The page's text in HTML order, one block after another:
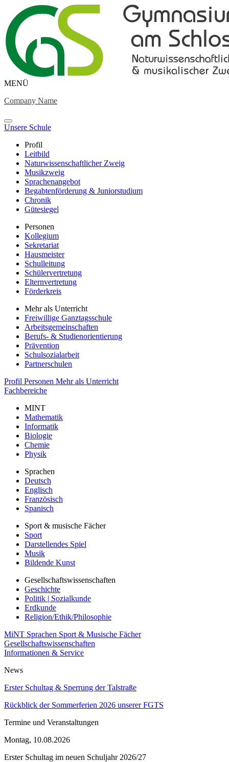
MENÜ
Company Name
Unsere Schule
Profil
Leitbild
Naturwissenschaftlicher Zweig
Musikzweig
Sprachenangebot
Begabtenförderung & Juniorstudium
Chronik
Gütesiegel
Personen
Kollegium
Sekretariat
Hausmeister
Schulleitung
Schülervertretung
Elternvertretung
Förderkreis
Mehr als Unterricht
Freiwillige Ganztagsschule
Arbeitsgemeinschaften
Berufs- & Studienorientierung
Prävention
Schulsozialarbeit
Partnerschulen
Profil Personen Mehr als Unterricht
Fachbereiche
MINT
Mathematik
Informatik
Biologie
Chemie
Physik
Sprachen
Deutsch
Englisch
Französisch
Spanisch
Sport & musische Fächer
Sport
Darstellendes Spiel
Musik
Bildende Kunst
Gesellschaftswissenschaften
Geschichte
Politik | Sozialkunde
Erdkunde
Religion/Ethik/Philosophie
MiNT Sprachen Sport & Musische Fächer
Gesellschaftswissenschaften
Informationen & Service
News
Erster Schultag & Sperrung der Talstraße
Rückblick der Sommerferien 2026 unserer FGTS
Termine und Veranstaltungen
Montag, 10.08.2026
Erster Schultag im neuen Schuljahr 2026/27